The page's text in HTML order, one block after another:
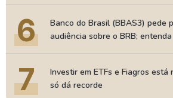
6
Banco do Brasil (BBAS3) pede
audiência sobre o BRB; entenda
7
Investir em ETFs e Fiagros está
só dá recorde